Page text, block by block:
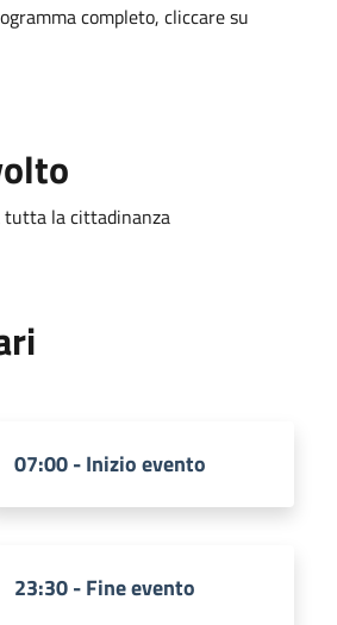
completo, cliccare su
tutta la cittadinanza
07:00 - Inizio evento
23:30 - Fine evento